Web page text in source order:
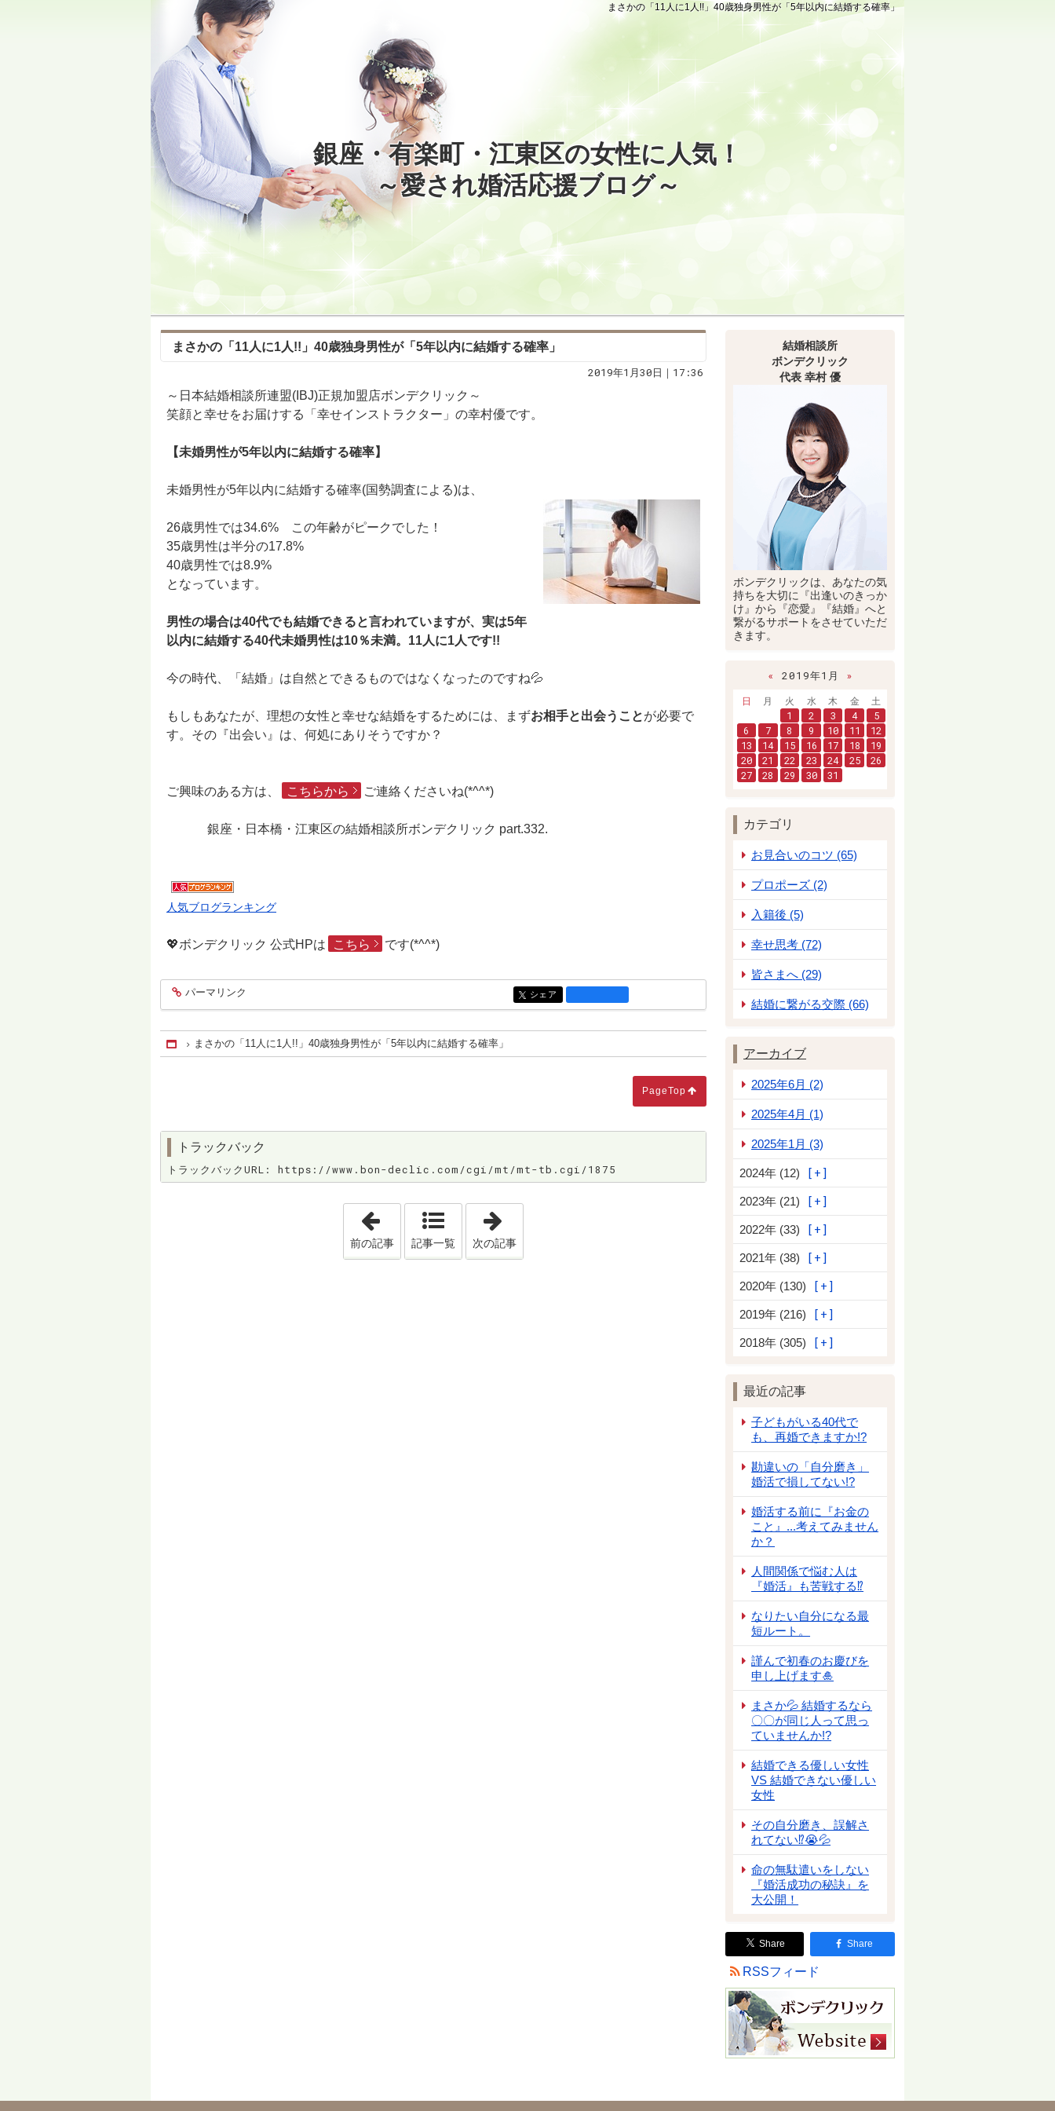
まさかの「11人に1人!!」40歳独身男性が「5年以内に結婚する確率」
銀座・有楽町・江東区の女性に人気！
～愛され婚活応援ブログ～
まさかの「11人に1人!!」40歳独身男性が「5年以内に結婚する確率」
2019年1月30日｜17:36
～日本結婚相談所連盟(IBJ)正規加盟店ボンデクリック～
笑顔と幸せをお届けする「幸せインストラクター」の幸村優です。
【未婚男性が5年以内に結婚する確率】
未婚男性が5年以内に結婚する確率(国勢調査による)は、
26歳男性では34.6% この年齢がピークでした！
35歳男性は半分の17.8%
40歳男性では8.9%
となっています。
男性の場合は40代でも結婚できると言われていますが、実は5年
以内に結婚する40代未婚男性は10％未満。11人に1人です!!
今の時代、「結婚」は自然とできるものではなくなったのですね💦
もしもあなたが、理想の女性と幸せな結婚をするためには、まずお相手と出会うことが必要で
す。その『出会い』は、何処にありそうですか？
ご興味のある方は、 こちらから ご連絡くださいね(*^^*)
銀座・日本橋・江東区の結婚相談所ボンデクリック part.332.
人気ブログランキング
💖ボンデクリック 公式HPは こちら です(*^^*)
entry1888
パーマリンク entry1888
シェア
Home
まさかの「11人に1人!!」40歳独身男性が「5年以内に結婚する確率」
PageTop
トラックバック
トラックバックURL: https://www.bon-declic.com/cgi/mt/mt-tb.cgi/1875
「婚活してもなかなか上手くいかない方≪必見❢≫」
前の記事 記事一覧
「独身？結婚？仕事？こんなに将来が変わるなんて思わなかった。」
次の記事
結婚相談所
ボンデクリック
代表 幸村 優
ボンデクリックは、あなたの気
持ちを大切に『出逢いのきっか
け』から『恋愛』『結婚』へと
繋がるサポートをさせていただ
きます。
« 2019年1月
»
日
月 火 水 木 金
土
1
2 3 4
5
6
7 8 9 10 11
12
13
14 15 16 17 18
19
20
21 22 23 24 25
26
27
28 29 30 31
カテゴリ
お見合いのコツ (65)
プロポーズ (2)
入籍後 (5)
幸せ思考 (72)
皆さまへ (29)
結婚に繋がる交際 (66)
アーカイブ
2025年6月 (2)
2025年4月 (1)
2025年1月 (3)
2024年 (12)
2023年 (21)
2022年 (33)
2021年 (38)
2020年 (130)
2019年 (216)
2018年 (305)
最近の記事
子どもがいる40代で
も、再婚できますか!?
勘違いの「自分磨き」
婚活で損してない!?
婚活する前に『お金の
こと』...考えてみません
か？
人間関係で悩む人は
『婚活』も苦戦する⁉
なりたい自分になる最
短ルート。
謹んで初春のお慶びを
申し上げます🎍
まさか💦 結婚するなら
〇〇が同じ人って思っ
ていませんか!?
結婚できる優しい女性
VS 結婚できない優しい
女性
その自分磨き、誤解さ
れてない⁉😭💦
命の無駄遣いをしない
『婚活成功の秘訣』を
大公開！
Share Share
RSSフィード